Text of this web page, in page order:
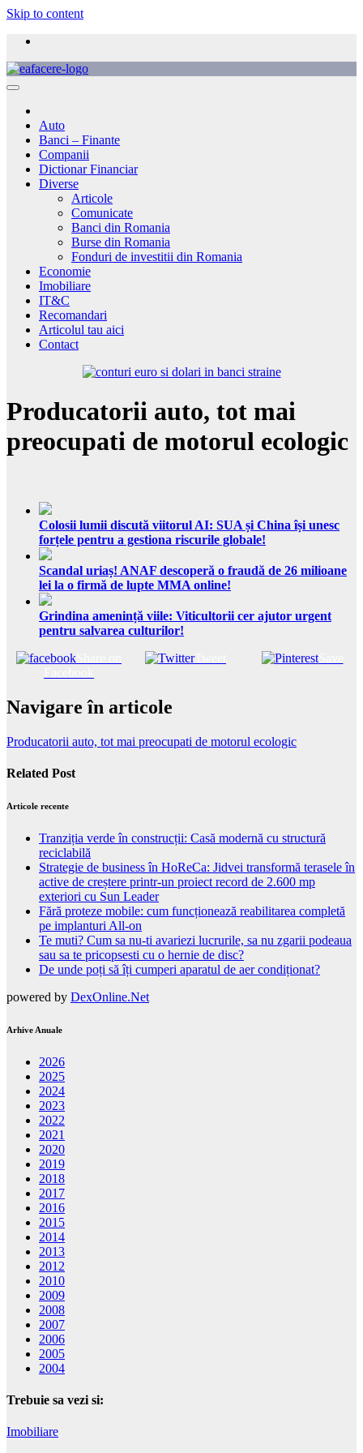
Skip to content
Auto
Banci – Finante
Companii
Dictionar Financiar
Diverse
Articole
Comunicate
Banci din Romania
Burse din Romania
Fonduri de investitii din Romania
Economie
Imobiliare
IT&C
Recomandari
Articolul tau aici
Contact
Producatorii auto, tot mai
preocupati de motorul ecologic
Colosii lumii discută viitorul AI: SUA și China își unesc
forțele pentru a gestiona riscurile globale!
Scandal uriaș! ANAF descoperă o fraudă de 26 milioane
lei la o firmă de lupte MMA online!
Grindina amenință viile: Viticultorii cer ajutor urgent
pentru salvarea culturilor!
Tweet Save
Navigare în articole
Producatorii auto, tot mai preocupati de motorul ecologic
Related Post
Articole recente
Tranziția verde în construcții: Casă modernă cu structură
reciclabilă
Strategie de business în HoReCa: Jidvei transformă terasele în
active de creștere printr-un proiect record de 2.600 mp
exteriori cu Sun Leader
Fără proteze mobile: cum funcționează reabilitarea completă
pe implanturi All-on
Te muti? Cum sa nu-ti avariezi lucrurile, sa nu zgarii podeaua
sau sa te pricopsesti cu o hernie de disc?
De unde poți să îți cumperi aparatul de aer condiționat?
powered by DexOnline.Net
Arhive Anuale
2026
2025
2024
2023
2022
2021
2020
2019
2018
2017
2016
2015
2014
2013
2012
2010
2009
2008
2007
2006
2005
2004
Trebuie sa vezi si:
Imobiliare